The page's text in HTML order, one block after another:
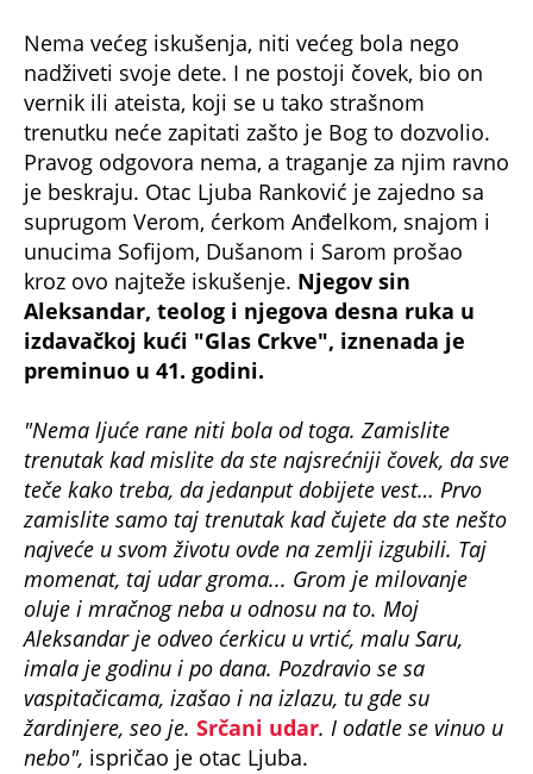
Nema većeg iskušenja, niti većeg bola nego
nadživeti svoje dete. I ne postoji čovek, bio on
vernik ili ateista, koji se u tako strašnom
trenutku neće zapitati zašto je Bog to dozvolio.
Pravog odgovora nema, a traganje za njim ravno
je beskraju. Otac Ljuba Ranković je zajedno sa
suprugom Verom, ćerkom Anđelkom, snajom i
unucima Sofijom, Dušanom i Sarom prošao
kroz ovo najteže iskušenje. Njegov sin
Aleksandar, teolog i njegova desna ruka u
izdavačkoj kući "Glas Crkve", iznenada je
preminuo u 41. godini.
"Nema ljuće rane niti bola od toga. Zamislite
trenutak kad mislite da ste najsrećniji čovek, da sve
teče kako treba, da jedanput dobijete vest… Prvo
zamislite samo taj trenutak kad čujete da ste nešto
najveće u svom životu ovde na zemlji izgubili. Taj
momenat, taj udar groma... Grom je milovanje
oluje i mračnog neba u odnosu na to. Moj
Aleksandar je odveo ćerkicu u vrtić, malu Saru,
imala je godinu i po dana. Pozdravio se sa
vaspitačicama, izašao i na izlazu, tu gde su
žardinjere, seo je. Srčani udar. I odatle se vinuo u
nebo", ispričao je otac Ljuba.